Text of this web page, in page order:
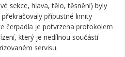
sekce, hlava, tělo, těsnění) byly
přípustné limity
čerpadla je potvrzena protokolem
který je nedílnou součástí
servisu.